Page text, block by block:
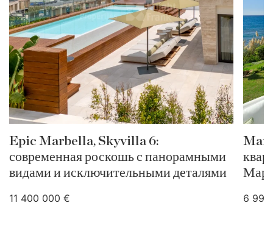
Epic Marbella, Skyvilla 6:
современная роскошь с панорамными
видами и исключительными деталями
11 400 000 € 6